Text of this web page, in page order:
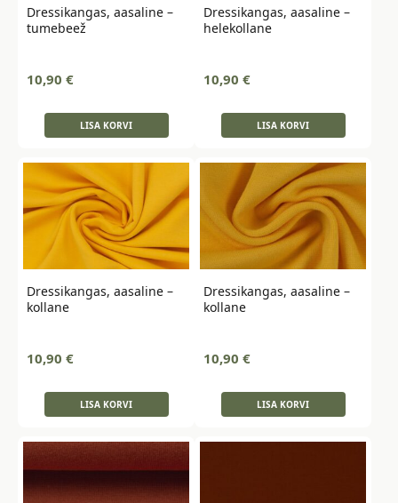
Dressikangas, aasaline –
tumebeež
10,90 €
LISA KORVI
Dressikangas, aasaline –
helekollane
10,90 €
LISA KORVI
Dressikangas, aasaline –
kollane
10,90 €
LISA KORVI
Dressikangas, aasaline –
kollane
10,90 €
LISA KORVI